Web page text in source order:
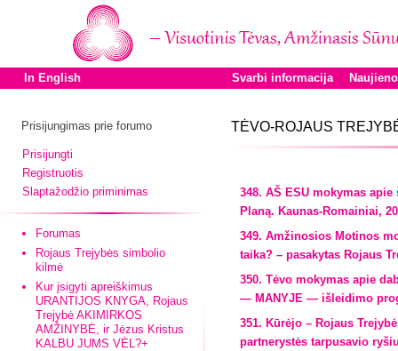
In English Svarbi informacija
Prisijungimas prie forumo
Prisijungti
Registruotis
Slaptažodžio priminimas
Forumas
Rojaus Trejybės simbolio
kilmė
Kur įsigyti apreiškimus
URANTIJOS KNYGA, Rojaus
Trejybė AKIMIRKOS
AMŽINYBĖ, ir Jėzus Kristus
KALBU JUMS VĖL?+
TĖVO-ROJAUS
348. AŠ ESU mokymas
Planą. Kaunas-Romainiai,
349. Amžinosios Motinos
taika? – pasakytas Rojaus
350. Tėvo mokymas apie
— MANYJE — išleidimo
351. Kūrėjo – Rojaus
partnerystės tarpusavio